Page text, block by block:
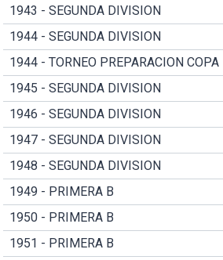
1943 - SEGUNDA DIVISION
1944 - SEGUNDA DIVISION
1944 - TORNEO PREPARACION COPA
1945 - SEGUNDA DIVISION
1946 - SEGUNDA DIVISION
1947 - SEGUNDA DIVISION
1948 - SEGUNDA DIVISION
1949 - PRIMERA B
1950 - PRIMERA B
1951 - PRIMERA B